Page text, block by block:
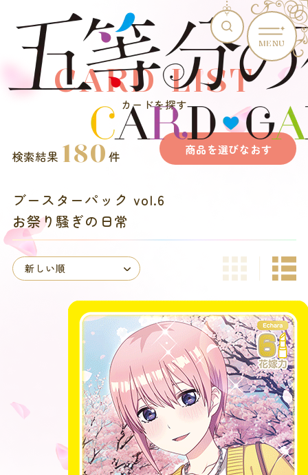
MENU
CARD LIST
カードを探す
検索結果 180 件 商品を選びなおす
ブースターパック vol.6
お祭り騒ぎの日常